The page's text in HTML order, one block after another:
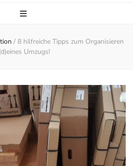
/ 8 hilfreiche Tipps zum Organisieren
Umzugs!